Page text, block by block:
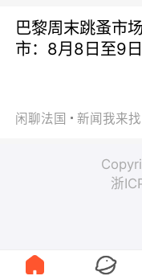
巴黎周末跳蚤市
市：8月8日至9
闲聊法国 新闻我来找
浙